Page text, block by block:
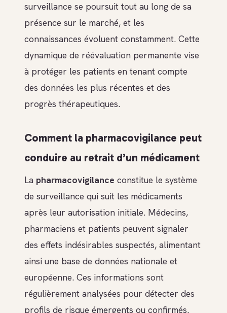
surveillance se poursuit tout au long de sa
présence sur le marché, et les
connaissances évoluent constamment. Cette
dynamique de réévaluation permanente vise
à protéger les patients en tenant compte
des données les plus récentes et des
progrès thérapeutiques.
Comment la pharmacovigilance peut
conduire au retrait d’un médicament
La pharmacovigilance constitue le système
de surveillance qui suit les médicaments
après leur autorisation initiale. Médecins,
pharmaciens et patients peuvent signaler
des effets indésirables suspectés, alimentant
ainsi une base de données nationale et
européenne. Ces informations sont
régulièrement analysées pour détecter des
profils de risque émergents ou confirmés.